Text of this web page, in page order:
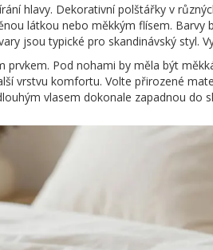
hlavy. Dekorativní polštářky v
látkou nebo měkkým flísem.
jsou typické pro skandinávský styl.
prvkem. Pod nohami by měla být
vrstvu komfortu. Volte přirozené
vlasem dokonale zapadnou do